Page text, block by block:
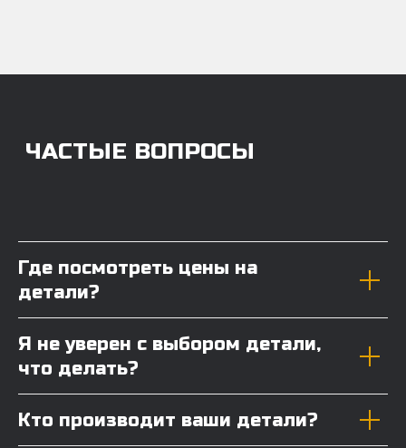
Где посмотреть цены на
детали?
Я не уверен с выбором детали,
что делать?
Кто производит ваши детали?